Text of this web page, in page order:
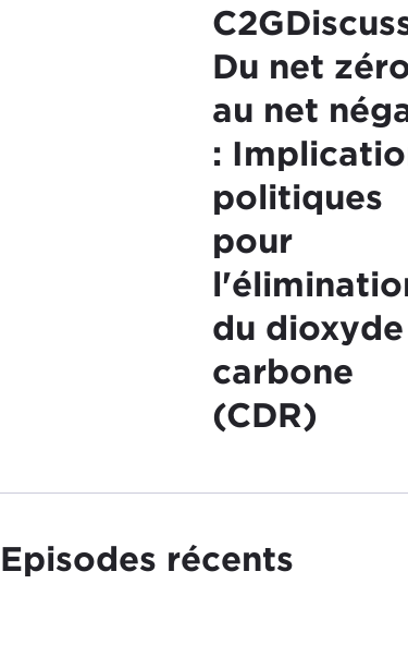
Du net
au net
:
politiques
pour
du
carbone
(CDR)
Episodes récents